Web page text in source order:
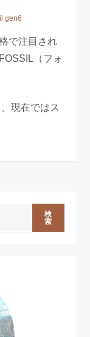
gen6
で注目され
（フォ
現在ではス
検
索